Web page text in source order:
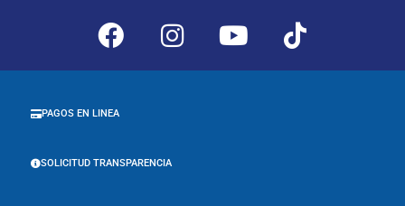
SOLICITUD TRANSPARENCIA
PAGOS EN LINEA